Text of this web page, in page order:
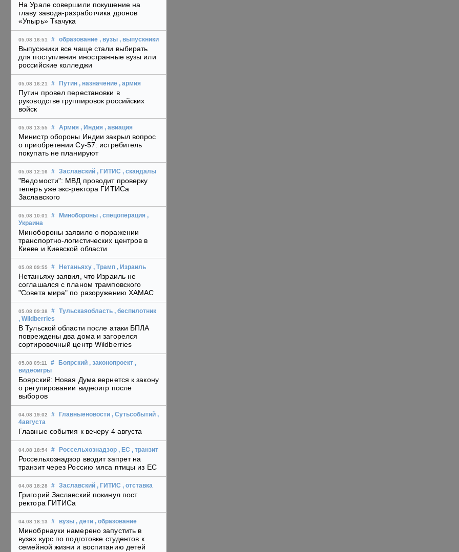
На Урале совершили покушение на
главу завода-разработчика дронов
«Упырь» Ткачука
05.08 16:51 # образование , вузы , выпускники
Выпускники все чаще стали выбирать
для поступления иностранные вузы или
российские колледжи
05.08 16:21 # Путин , назначение , армия
Путин провел перестановки в
руководстве группировок российских
войск
05.08 13:55 # Армия , Индия , авиация
Министр обороны Индии закрыл вопрос
о приобретении Су-57: истребитель
покупать не планируют
05.08 12:16 # Заславский , ГИТИС , скандалы
"Ведомости": МВД проводит проверку
теперь уже экс-ректора ГИТИСа
Заславского
05.08 10:01 # Минобороны , спецоперация ,
Украина
Минобороны заявило о поражении
транспортно-логистических центров в
Киеве и Киевской области
05.08 09:55 # Нетаньяху , Трамп , Израиль
Нетаньяху заявил, что Израиль не
соглашался с планом трамповского
"Совета мира" по разоружению ХАМАС
05.08 09:38 # Тульскаяобласть , беспилотник
, Wildberries
В Тульской области после атаки БПЛА
повреждены два дома и загорелся
сортировочный центр Wildberries
05.08 09:11 # Боярский , законопроект ,
видеоигры
Боярский: Новая Дума вернется к закону
о регулировании видеоигр после
выборов
04.08 19:02 # Главныеновости , Сутьсобытий ,
4августа
Главные события к вечеру 4 августа
04.08 18:54 # Россельхознадзор , ЕС , транзит
Россельхознадзор вводит запрет на
транзит через Россию мяса птицы из ЕС
04.08 18:28 # Заславский , ГИТИС , отставка
Григорий Заславский покинул пост
ректора ГИТИСа
04.08 18:13 # вузы , дети , образование
Минобрнауки намерено запустить в
вузах курс по подготовке студентов к
семейной жизни и воспитанию детей